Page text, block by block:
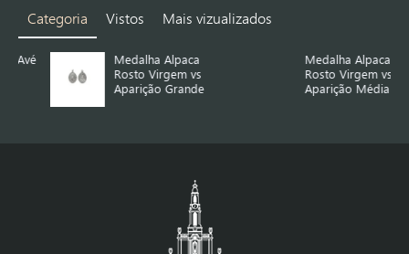
Categoria Vistos Mais vizualizados
Medalha Alpaca
Rosto Virgem vs
Aparição Grande
Medalha Alpaca
Rosto Virgem vs
Aparição Média